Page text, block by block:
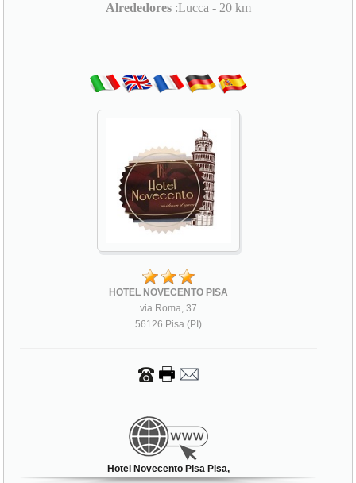
Alrededores:Lucca - 20 km
HOTEL NOVECENTO PISA
via Roma, 37
56126 Pisa (PI)
Hotel Novecento Pisa Pisa,